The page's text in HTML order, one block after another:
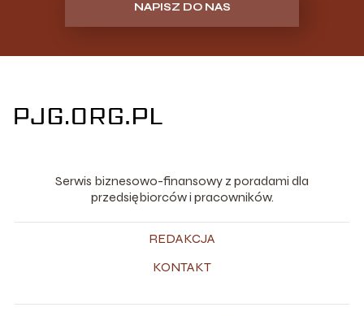
NAPISZ DO NAS
Serwis biznesowo-finansowy z poradami dla
przedsiębiorców i pracowników.
REDAKCJA
KONTAKT